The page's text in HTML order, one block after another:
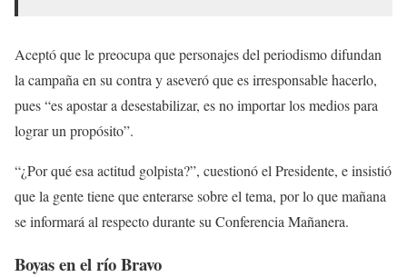
Aceptó que le preocupa que personajes del periodismo difundan
la campaña en su contra y aseveró que es irresponsable hacerlo,
pues “es apostar a desestabilizar, es no importar los medios para
lograr un propósito”.
“¿Por qué esa actitud golpista?”, cuestionó el Presidente, e insistió
que la gente tiene que enterarse sobre el tema, por lo que mañana
se informará al respecto durante su Conferencia Mañanera.
Boyas en el río Bravo